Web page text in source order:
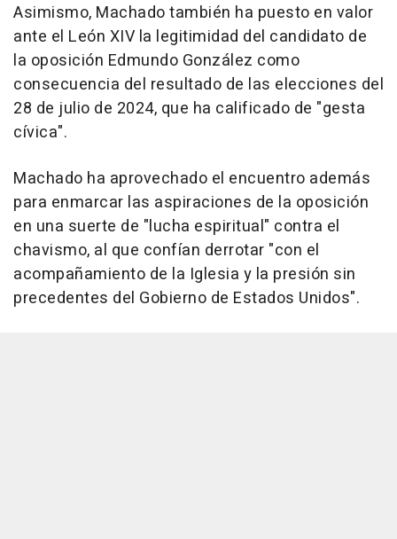
Asimismo, Machado también ha puesto en valor
ante el León XIV la legitimidad del candidato de
la oposición Edmundo González como
consecuencia del resultado de las elecciones del
28 de julio de 2024, que ha calificado de "gesta
cívica".
Machado ha aprovechado el encuentro además
para enmarcar las aspiraciones de la oposición
en una suerte de "lucha espiritual" contra el
chavismo, al que confían derrotar "con el
acompañamiento de la Iglesia y la presión sin
precedentes del Gobierno de Estados Unidos".